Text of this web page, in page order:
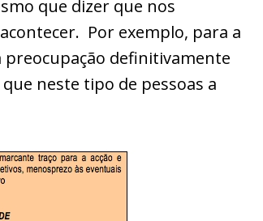
que dizer que nos
Por exemplo, para a
definitivamente
neste tipo de pessoas a